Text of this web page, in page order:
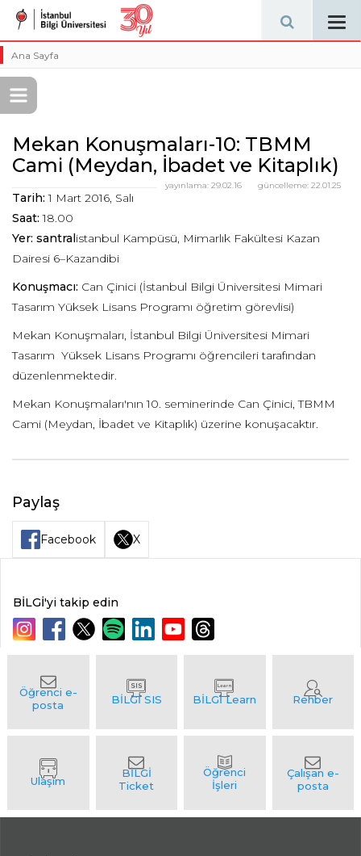
Ana Sayfa
Mekan Konuşmaları-10: TBMM
Cami (Meydan, İbadet ve Kitaplık)
güncelleme: 22.01.25
yayınlama: 29.02.16
Tarih: 1 Mart 2016, Salı
Saat: 18.00
Yer: santralistanbul Kampüsü, Mimarlık Fakültesi Kazan
Dairesi 6–Kazandibi
Konuşmacı: Can Çinici (İstanbul Bilgi Üniversitesi Mimari
Tasarım Yüksek Lisans Programı öğretim görevlisi)
Mekan Konuşmaları, İstanbul Bilgi Üniversitesi Mimari
Tasarım Yüksek Lisans Programı öğrencileri tarafından
düzenlenmektedir.
Mekan Konuşmaları'nın 10. seminerinde Can Çinici, TBMM
Cami (Meydan, İbadet ve Kitaplık) üzerine konuşacaktır.
Paylaş
Facebook X
BİLGİ'yi takip edin